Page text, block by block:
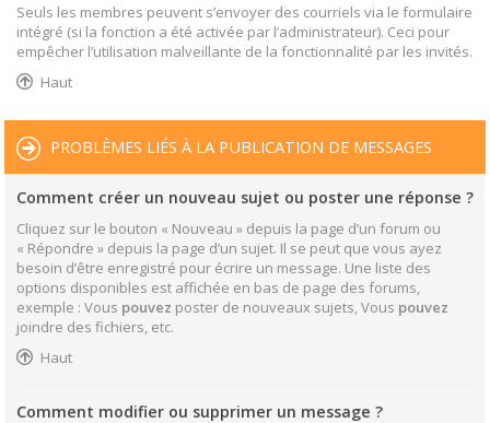
Seuls les membres peuvent s’envoyer des courriels via le formulaire
intégré (si la fonction a été activée par l’administrateur). Ceci pour
empêcher l’utilisation malveillante de la fonctionnalité par les invités.
Haut
PROBLÈMES LIÉS À LA PUBLICATION DE MESSAGES
Comment créer un nouveau sujet ou poster une réponse ?
Cliquez sur le bouton « Nouveau » depuis la page d’un forum ou
« Répondre » depuis la page d’un sujet. Il se peut que vous ayez
besoin d’être enregistré pour écrire un message. Une liste des
options disponibles est affichée en bas de page des forums,
exemple : Vous pouvez poster de nouveaux sujets, Vous pouvez
joindre des fichiers, etc.
Haut
Comment modifier ou supprimer un message ?